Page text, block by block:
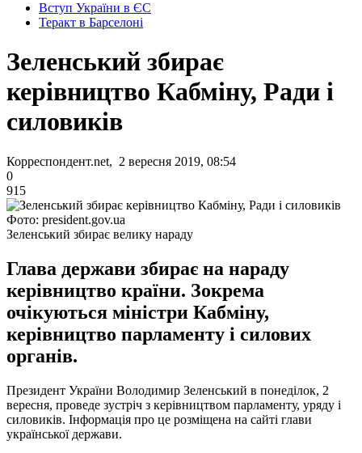
Вступ України в ЄС
Теракт в Барселоні
Зеленський збирає
керівництво Кабміну, Ради і
силовиків
Корреспондент.net, 2 вересня 2019, 08:54
0
915
Фото: president.gov.ua
Зеленський збирає велику нараду
Глава держави збирає на нараду
керівництво країни. Зокрема
очікуються міністри Кабміну,
керівництво парламенту і силових
органів.
Президент України Володимир Зеленський в понеділок, 2
вересня, проведе зустріч з керівництвом парламенту, уряду і
силовиків. Інформація про це розміщена на сайті глави
української держави.